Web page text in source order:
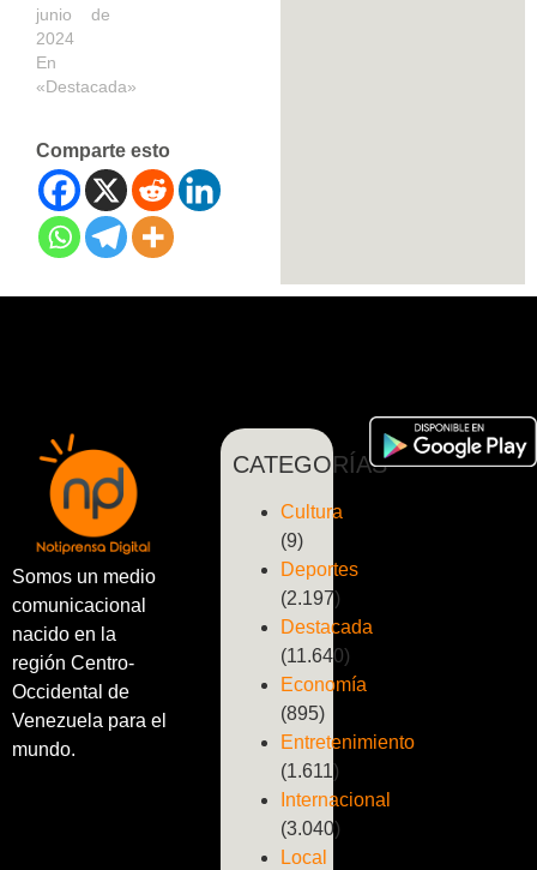
junio de
2024
En
«Destacada»
Comparte esto
Somos un medio
comunicacional
nacido en la
región Centro-
Occidental de
Venezuela para el
mundo.
CATEGORÍAS
Cultura
(9)
Deportes
(2.197)
Destacada
(11.640)
Economía
(895)
Entretenimiento
(1.611)
Internacional
(3.040)
Local